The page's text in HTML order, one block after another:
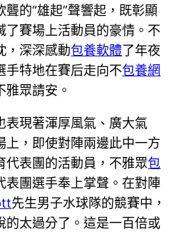
的“雄起”聲響起，既彰顯
了賽場上活動員的豪情。不
，深深感動包養軟體了年夜
手特地在賽后走向不包養網
雅眾請安。
表現著渾厚風氣、廣大氣
上，即使對陣兩邊此中一方
代表團的活動員，不雅眾包
表團選手奉上掌聲。在對陣
先生男子水球隊的競賽中，
的太過分了。這是一百倍或